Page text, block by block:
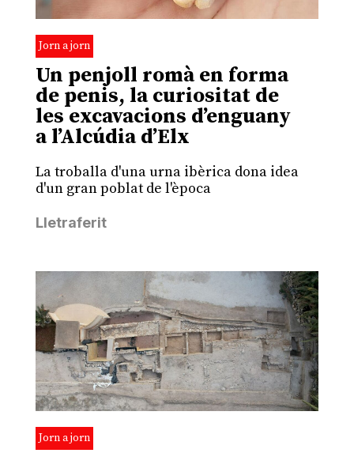
Jorn a jorn
Un penjoll romà en forma
de penis, la curiositat de
les excavacions d’enguany
a l’Alcúdia d’Elx
La troballa d'una urna ibèrica dona idea
d'un gran poblat de l'època
Lletraferit
Jorn a jorn